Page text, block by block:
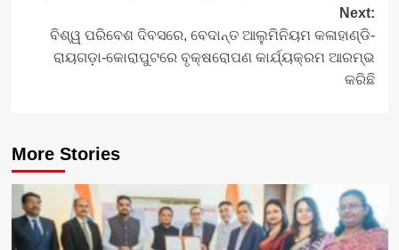
Next:
ବିଶ୍ୱ ପରିବେଶ ଦିବସରେ, ବେଦାନ୍ତ ଆଲୁମିନିୟମ କଳାହାଣ୍ଡି-
ରାୟଗଡ଼ା-କୋରାପୁଟରେ ବୃକ୍ଷରୋପଣ କାର୍ଯ୍ୟକ୍ରମ ଆରମ୍ଭ
କରିଛି
More Stories